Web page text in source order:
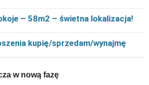
– 58m2 – świetna lokalizacja!
kupię/sprzedam/wynajmę
w nową fazę